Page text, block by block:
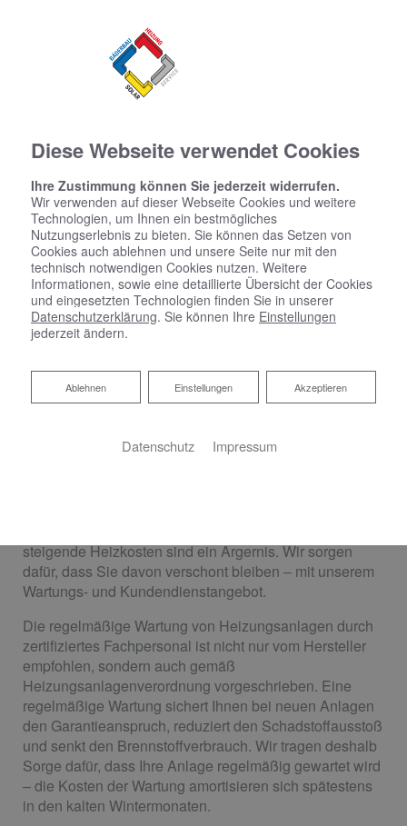
steigende Heizkosten sind ein Ärgernis. Wir sorgen
dafür, dass Sie davon verschont bleiben – mit unserem
Wartungs- und Kundendienstangebot.
Die regelmäßige Wartung von Heizungsanlagen durch
zertifiziertes Fachpersonal ist nicht nur vom Hersteller
empfohlen, sondern auch gemäß
Heizungsanlagenverordnung vorgeschrieben. Eine
regelmäßige Wartung sichert Ihnen bei neuen Anlagen
den Garantieanspruch, reduziert den Schadstoffausstoß
und senkt den Brennstoffverbrauch. Wir tragen deshalb
Sorge dafür, dass Ihre Anlage regelmäßig gewartet wird
– die Kosten der Wartung amortisieren sich spätestens
in den kalten Wintermonaten.
Diese Webseite verwendet Cookies
Ihre Zustimmung können Sie jederzeit widerrufen.
Wir verwenden auf dieser Webseite Cookies und weitere
Technologien, um Ihnen ein bestmögliches
Nutzungserlebnis zu bieten. Sie können das Setzen von
Cookies auch ablehnen und unsere Seite nur mit den
technisch notwendigen Cookies nutzen. Weitere
Informationen, sowie eine detaillierte Übersicht der Cookies
und eingesetzten Technologien finden Sie in unserer
Datenschutzerklärung. Sie können Ihre Einstellungen
jederzeit ändern.
Akzeptieren
Einstellungen
Ablehnen
Ablehnen
Datenschutz Impressum